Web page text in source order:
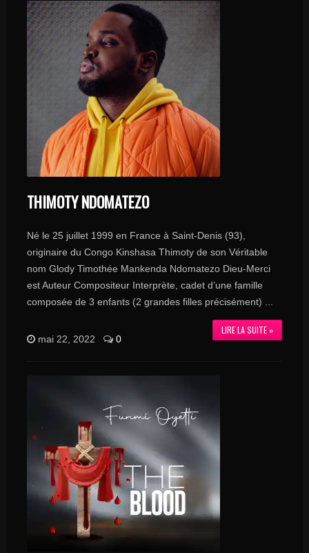
THIMOTY NDOMATEZO
Né le 25 juillet 1999 en France à Saint-Denis (93),
originaire du Congo Kinshasa Thimoty de son Véritable
nom Glody Timothée Mankenda Ndomatezo Dieu-Merci
est Auteur Compositeur Interprète, cadet d’une famille
composée de 3 enfants (2 grandes filles précisément) ...
LIRE LA SUITE »
mai 22, 2022 0